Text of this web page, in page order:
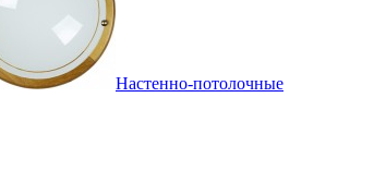
Настенно-потолочные